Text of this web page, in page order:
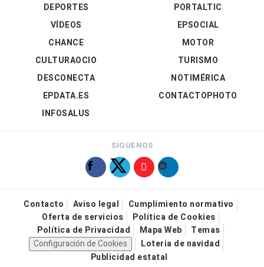
DEPORTES
VÍDEOS
PORTALTIC
EPSOCIAL
CHANCE
CULTURAOCIO
DESCONECTA
EPDATA.ES
INFOSALUS
MOTOR
TURISMO
NOTIMÉRICA
CONTACTOPHOTO
SÍGUENOS
Contacto Aviso legal
Cumplimiento normativo
Oferta de servicios
Política de Cookies
Política de Privacidad
Mapa Web
Temas
Configuración de Cookies
Loteria de navidad
Publicidad estatal